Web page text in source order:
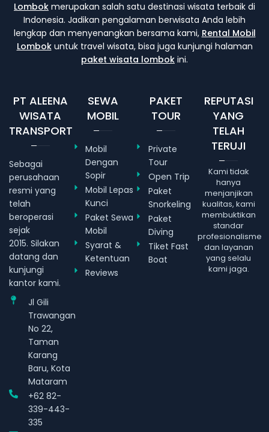
Lombok merupakan salah satu destinasi wisata terbaik di
Indonesia. Jadikan pengalaman berwisata Anda lebih
lengkap dan menyenangkan bersama kami, Rental Mobil
Lombokuntuk travel wisata, bisa juga kunjungi halaman
paket wisata lombok ini.
PT ALEENA
WISATA
TRANSPORT
Sebagai
perusahaan
resmi yang
telah
beroperasi
sejak
2015. Silakan
datang dan
kunjungi
kantor kami.
Jl Gili
Trawangan
No 22,
Taman
Karang
Baru, Kota
Mataram
+62 82-
339-443-
335
SEWA
MOBIL
Mobil
Dengan
Sopir
Mobil Lepas
Kunci
Paket Sewa
Mobil
Syarat &
Ketentuan
Reviews
PAKET
TOUR
Private
Tour
Open Trip
Paket
Snorkeling
Paket
Diving
Tiket Fast
Boat
REPUTASI
YANG
TELAH
TERUJI
Kami tidak
hanya
menjanjikan
kualitas, kami
membuktikan
standar
profesionalisme
dan layanan
yang selalu
kami jaga.